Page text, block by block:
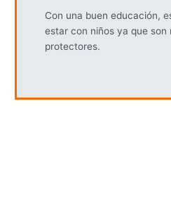
Con una buen educación,
estar con niños ya que son
protectores.